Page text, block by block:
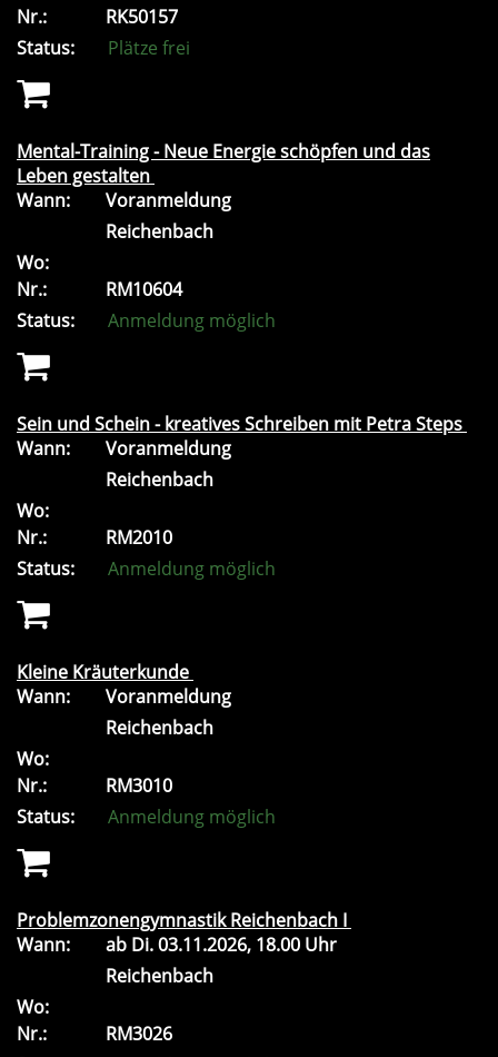
Nr.:
RK50157
Status:
Plätze frei
Mental-Training - Neue Energie schöpfen und das
Leben gestalten
Wann:
Voranmeldung
Reichenbach
Wo:
Nr.:
RM10604
Status:
Anmeldung möglich
Sein und Schein - kreatives Schreiben mit Petra Steps
Wann:
Voranmeldung
Reichenbach
Wo:
Nr.:
RM2010
Status:
Anmeldung möglich
Kleine Kräuterkunde
Wann:
Voranmeldung
Reichenbach
Wo:
Nr.:
RM3010
Status:
Anmeldung möglich
Problemzonengymnastik Reichenbach I
Wann:
ab Di.03.11.2026, 18.00 Uhr
Reichenbach
Wo:
Nr.:
RM3026